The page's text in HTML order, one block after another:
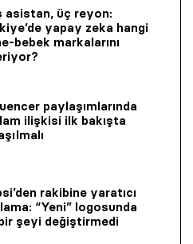
asistan, üç reyon:
yapay zeka hangi
bebek markalarını
paylaşımlarında
ilişkisi ilk bakışta
rakibine yaratıcı
“Yeni” logosunda
şeyi değiştirmedi